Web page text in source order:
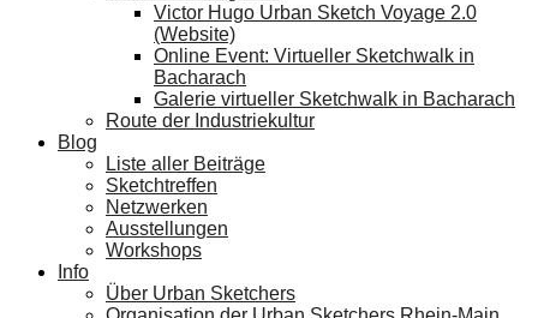
Victor Hugo Urban Sketch Voyage 2.0
(Website)
Online Event: Virtueller Sketchwalk in
Bacharach
Galerie virtueller Sketchwalk in Bacharach
Route der Industriekultur
Blog
Liste aller Beiträge
Sketchtreffen
Netzwerken
Ausstellungen
Workshops
Info
Über Urban Sketchers